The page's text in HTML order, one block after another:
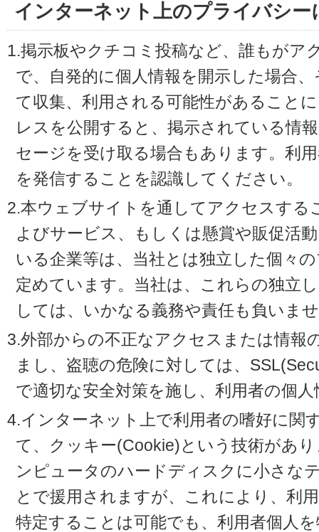
インターネット上のプライバシー
1.掲示板やクチコミ投稿など、誰もがア
で、自発的に個人情報を開示した場合
て収集、利用される可能性があること
レスを公開すると、掲示されている情
セージを受け取る場合もあります。利
を発信することを認識してください。
2.本ウェブサイトを通してアクセスする
よびサービス、もしくは懸賞や販促活
いる企業等は、当社とは独立した個々
定めています。当社は、これらの独立
しては、いかなる義務や責任も負いま
3.外部からの不正なアクセスまたは情報
まし、盗聴の危険に対しては、
で適切な安全対策を施し、利用者の個
4.インターネット上で利用者の嗜好に関
て、クッキー(Cookie)という技術があ
ンピュータのハードディスクに小さな
とで援用されますが、これにより、利
特定することは可能でも、利用者個人